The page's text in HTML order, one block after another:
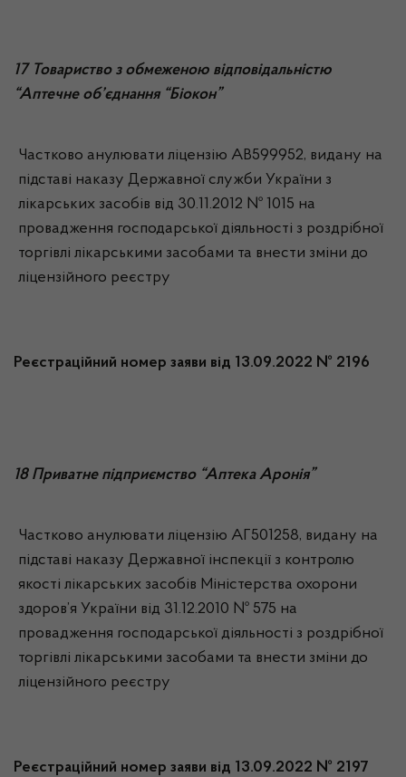
17 Товариство з обмеженою відповідальністю
“Аптечне об’єднання “Біокон”
Частково анулювати ліцензію АВ599952, видану на
підставі наказу Державної служби України з
лікарських засобів від 30.11.2012 № 1015 на
провадження господарської діяльності з роздрібної
торгівлі лікарськими засобами та внести зміни до
ліцензійного реєстру
Реєстраційний номер заяви від 13.09.2022 № 2196
18 Приватне підприємство “Аптека Аронія”
Частково анулювати ліцензію АГ501258, видану на
підставі наказу Державної інспекції з контролю
якості лікарських засобів Міністерства охорони
здоров’я України від 31.12.2010 № 575 на
провадження господарської діяльності з роздрібної
торгівлі лікарськими засобами та внести зміни до
ліцензійного реєстру
Реєстраційний номер заяви від 13.09.2022 № 2197